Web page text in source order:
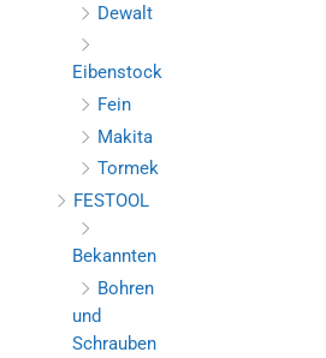
Dewalt
Eibenstock
Fein
Makita
Tormek
FESTOOL
Bekannten
Bohren
und
Schrauben